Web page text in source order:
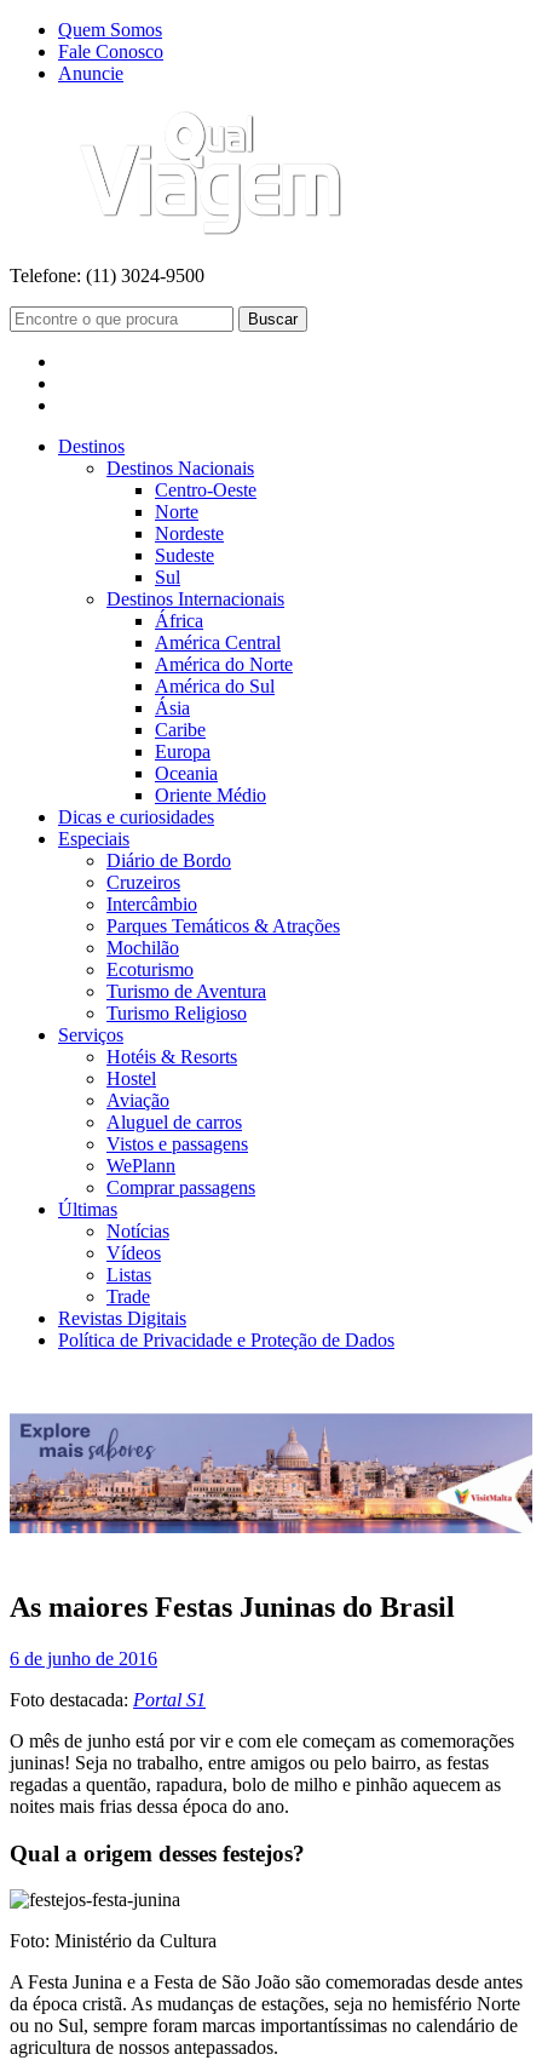
Quem Somos
Fale Conosco
Anuncie
Telefone: (11) 3024-9500
Buscar
Destinos
Destinos Nacionais
Centro-Oeste
Norte
Nordeste
Sudeste
Sul
Destinos Internacionais
África
América Central
América do Norte
América do Sul
Ásia
Caribe
Europa
Oceania
Oriente Médio
Dicas e curiosidades
Especiais
Diário de Bordo
Cruzeiros
Intercâmbio
Parques Temáticos & Atrações
Mochilão
Ecoturismo
Turismo de Aventura
Turismo Religioso
Serviços
Hotéis & Resorts
Hostel
Aviação
Aluguel de carros
Vistos e passagens
WePlann
Comprar passagens
Últimas
Notícias
Vídeos
Listas
Trade
Revistas Digitais
Política de Privacidade e Proteção de Dados
As maiores Festas Juninas do Brasil
6 de junho de 2016
Foto destacada: Portal S1
O mês de junho está por vir e com ele começam as comemorações
juninas! Seja no trabalho, entre amigos ou pelo bairro, as festas
regadas a quentão, rapadura, bolo de milho e pinhão aquecem as
noites mais frias dessa época do ano.
Qual a origem desses festejos?
Foto: Ministério da Cultura
A Festa Junina e a Festa de São João são comemoradas desde antes
da época cristã. As mudanças de estações, seja no hemisfério Norte
ou no Sul, sempre foram marcas importantíssimas no calendário de
agricultura de nossos antepassados.